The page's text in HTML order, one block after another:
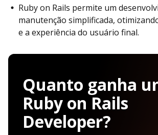
Ruby on Rails permite um
manutenção simplificada,
e a experiência do usuário final.
Quanto ganha
Ruby on Rails
Developer?